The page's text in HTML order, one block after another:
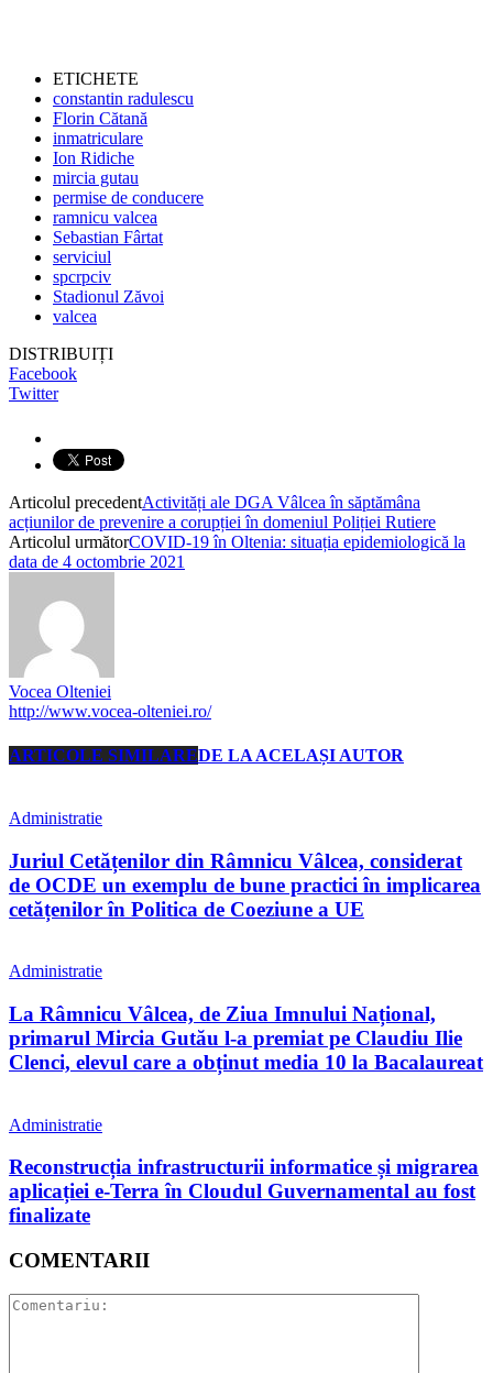
ETICHETE
constantin radulescu
Florin Cătană
inmatriculare
Ion Ridiche
mircia gutau
permise de conducere
ramnicu valcea
Sebastian Fârtat
serviciul
spcrpciv
Stadionul Zăvoi
valcea
DISTRIBUIȚI
Facebook
Twitter
Articolul precedentActivități ale DGA Vâlcea în săptămâna
acțiunilor de prevenire a corupției în domeniul Poliției Rutiere
Articolul următorCOVID-19 în Oltenia: situația epidemiologică la
data de 4 octombrie 2021
Vocea Olteniei
http://www.vocea-olteniei.ro/
ARTICOLE SIMILAREDE LA ACELAȘI AUTOR
Administratie
Juriul Cetățenilor din Râmnicu Vâlcea, considerat
de OCDE un exemplu de bune practici în implicarea
cetățenilor în Politica de Coeziune a UE
Administratie
La Râmnicu Vâlcea, de Ziua Imnului Național,
primarul Mircia Gutău l-a premiat pe Claudiu Ilie
Clenci, elevul care a obținut media 10 la Bacalaureat
Administratie
Reconstrucția infrastructurii informatice și migrarea
aplicației e-Terra în Cloudul Guvernamental au fost
finalizate
COMENTARII